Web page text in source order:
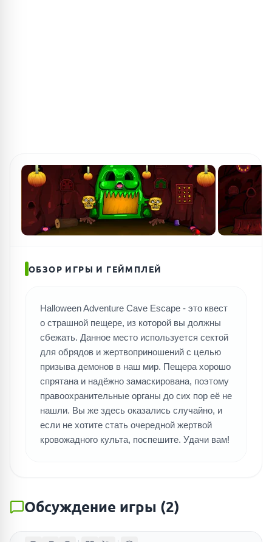
ОБЗОР ИГРЫ И ГЕЙМПЛЕЙ
Halloween Adventure Cave Escape - это квест
о страшной пещере, из которой вы должны
сбежать. Данное место используется сектой
для обрядов и жертвоприношений с целью
призыва демонов в наш мир. Пещера хорошо
спрятана и надёжно замаскирована, поэтому
правоохранительные органы до сих пор её не
нашли. Вы же здесь оказались случайно, и
если не хотите стать очередной жертвой
кровожадного культа, поспешите. Удачи вам!
Обсуждение игры (2)